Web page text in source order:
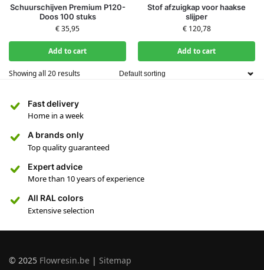
Schuurschijven Premium P120-
Doos 100 stuks
€35,95
Add to cart
Stof afzuigkap voor haakse
slijper
€120,78
Add to cart
Showing all 20 results
Fast delivery
Home in a week
A brands only
Top quality guaranteed
Expert advice
More than 10 years of experience
All RAL colors
Extensive selection
© 2025 Flowresin.be | Sitemap